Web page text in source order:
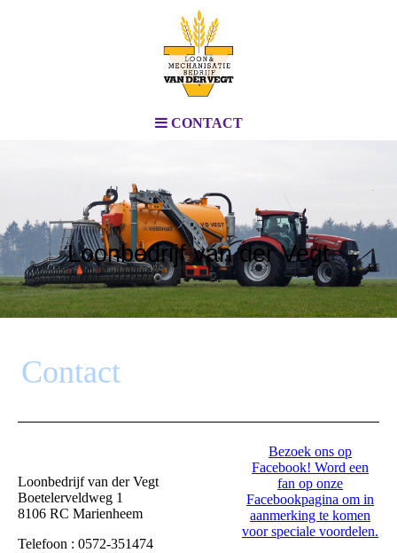
CONTACT
Loonbedrijf van der Vegt
Contact
Bezoek ons op
Facebook! Word een
fan op onze
Facebookpagina om in
aanmerking te komen
voor speciale voordelen.
Loonbedrijf van der Vegt
Boetelerveldweg 1
8106 RC Marienheem
Telefoon : 0572-351474